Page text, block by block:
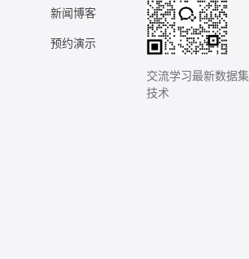
新闻博客
预约演示
交流学习最新数据
技术